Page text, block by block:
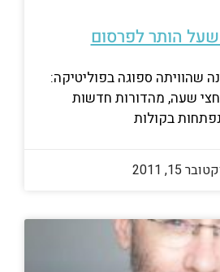
הותר לפרסום
שהוויתה ספוגה בפוליטיקה:
שעה, מהדורות חדשות
בקולות
15, 2011